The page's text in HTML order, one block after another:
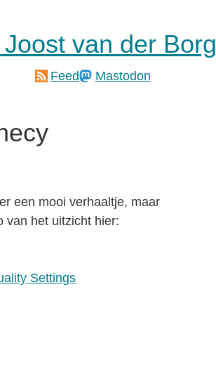
van der Borg
Feed Mastodon
een mooi verhaaltje, maar
van het uitzicht hier:
Settings